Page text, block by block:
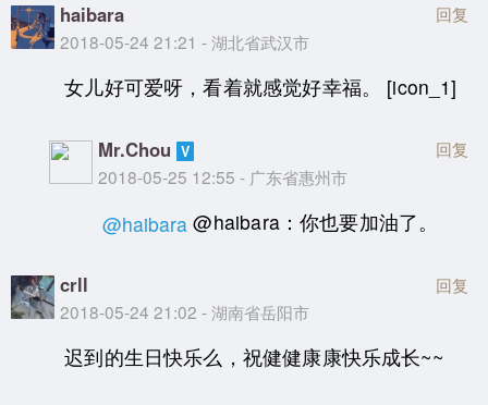
haibara
2018-05-24 21:21 - 湖北省武汉市
回复
女儿好可爱呀，看着就感觉好幸福。 [icon_1]
Mr.Chou
2018-05-25 12:55 - 广东省惠州市
回复
@haibara @haibara：你也要加油了。
crll
2018-05-24 21:02 - 湖南省岳阳市
回复
迟到的生日快乐么，祝健健康康快乐成长~~